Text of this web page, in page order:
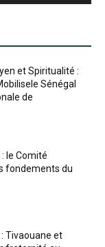
et Spiritualité :
Sénégal
de
le Comité
fondements du
Tivaouane et